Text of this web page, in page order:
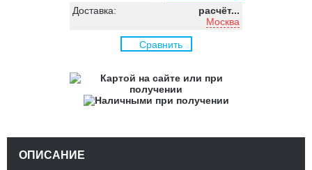
Доставка:
расчёт...
Москва
Сравнить
ОПИСАНИЕ